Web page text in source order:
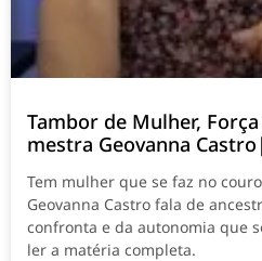
Tambor de Mulher,
mestra Geovanna
Tem mulher que se faz no
Geovanna Castro fala de
confronta e da autonomia que
ler a matéria completa.